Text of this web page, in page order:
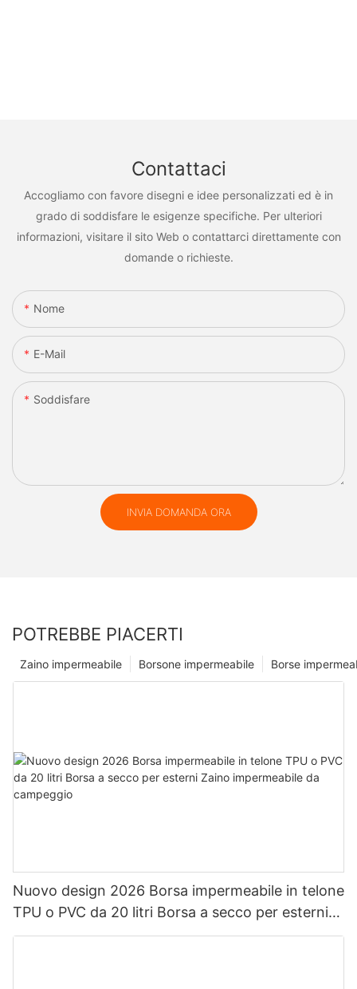
Contattaci
Accogliamo con favore disegni e idee personalizzati ed è in
grado di soddisfare le esigenze specifiche. Per ulteriori
informazioni, visitare il sito Web o contattarci direttamente con
domande o richieste.
Nome
E-Mail
Soddisfare
INVIA DOMANDA ORA
POTREBBE PIACERTI
Borse
Borsone impermeabile
Zaino impermeabile
Nuovo design 2026 Borsa impermeabile in telone
TPU o PVC da 20 litri Borsa a secco per esterni
Zaino impermeabile da campeggio